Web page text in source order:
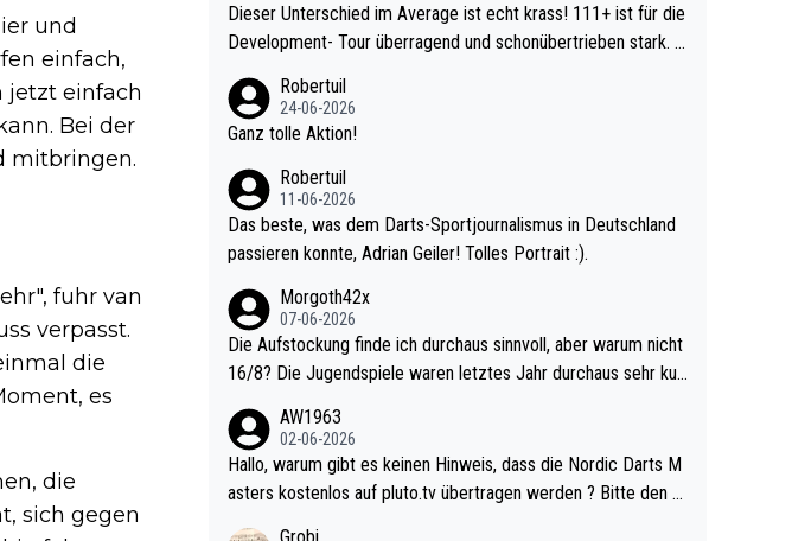
und
einfach,
jetzt einfach
Bei der
mitbringen.
fuhr van
verpasst.
die
es
die
sich gegen
Dieser Unterschied im Average ist echt krass! 111+ ist für die
Development- Tour überragend und schonübertrieben stark. U
e mal 40+ erst recht. Da gewinnst keinen Blumentopf - ist ja n
och krasser wie ein Pokalspiel eines Kreisligisten vs einem Bu
Robertuil
24-06-2026
Ganz tolle Aktion!
Robertuil
11-06-2026
Das beste, was dem Darts-Sportjournalismus in Deutschland
passieren konnte, Adrian Geiler! Tolles Portrait :).
Morgoth42x
07-06-2026
Die Aufstockung finde ich durchaus sinnvoll, aber warum nicht
16/8? Die Jugendspiele waren letztes Jahr durchaus sehr kur
l. Allerdings ist Mitchell Lawrie als Nummer 1 der Welt eh quali
fiziert. Somit ändert die automatische Qualifikation des Weltm
eisters erstmal nichts. Ich denke sie wollen damit für nächste
AW1963
02-06-2026
Hallo, warum gibt es keinen Hinweis, dass die Nordic Darts M
asters kostenlos auf pluto.tv übertragen werden ? Bitte den A